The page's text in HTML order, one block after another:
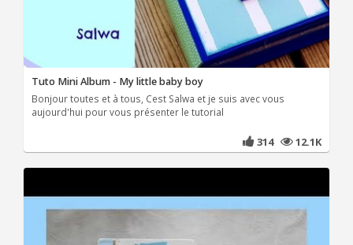
Tuto Mini Album - My little baby boy
Bonjour toutes et à tous, Cest Salwa et je suis avec vous
aujourd'hui pour vous présenter le tutorial
314 12.1K